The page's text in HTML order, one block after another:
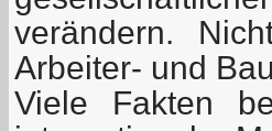
verändern.
Arbeiter- und
Viele Fakten